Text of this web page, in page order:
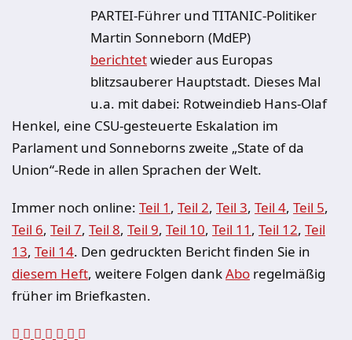
PARTEI-Führer und TITANIC-Politiker
Martin Sonneborn (MdEP)
berichtetwieder aus Europas
blitzsauberer Hauptstadt. Dieses Mal
u.a. mit dabei: Rotweindieb Hans-Olaf
Henkel, eine CSU-gesteuerte Eskalation im
Parlament und Sonneborns zweite „State of da
Union“-Rede in allen Sprachen der Welt.
Immer noch online: Teil 1 , Teil 2, Teil 3, Teil 4, Teil 5,
Teil 6, Teil 7, Teil 8, Teil 9, Teil 10, Teil 11 , Teil 12, Teil
13, Teil 14. Den gedruckten Bericht finden Sie in
diesem Heft, weitere Folgen dankAbo regelmäßig
früher im Briefkasten.